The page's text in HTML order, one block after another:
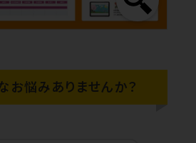
お悩みありませんか？